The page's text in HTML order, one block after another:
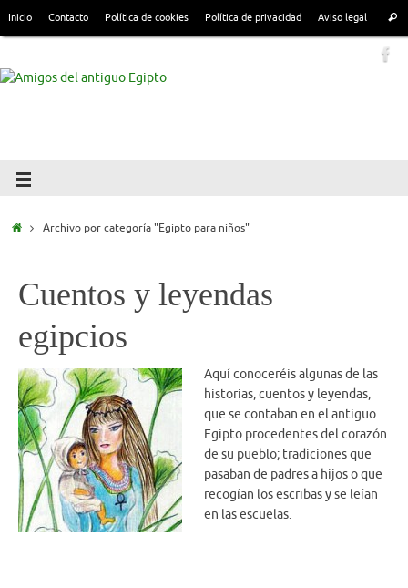
Inicio Contacto Política de cookies Política de privacidad Aviso legal
Archivo por categoría "Egipto para niños"
Cuentos y leyendas
egipcios
Aquí conoceréis algunas de las
historias, cuentos y leyendas,
que se contaban en el antiguo
Egipto procedentes del corazón
de su pueblo; tradiciones que
pasaban de padres a hijos o que
recogían los escribas y se leían
en las escuelas.